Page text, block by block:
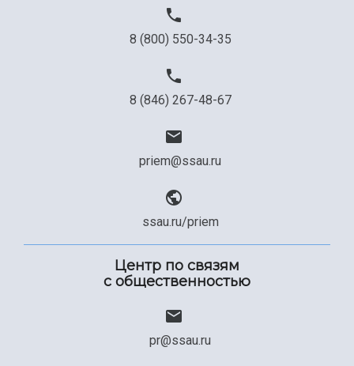
8 (800) 550-34-35
8 (846) 267-48-67
priem@ssau.ru
ssau.ru/priem
Центр по связям
с общественностью
pr@ssau.ru